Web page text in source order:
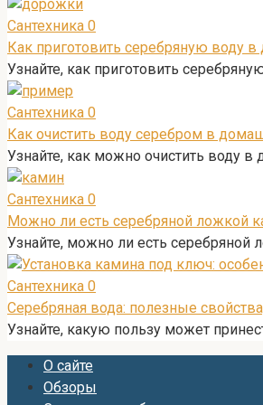
Сантехника 0
Как приготовить серебряную воду
Узнайте, как приготовить
Сантехника 0
Как очистить воду серебром в
Узнайте, как можно очистить воду
Сантехника 0
Можно ли есть серебряной ложкой
Узнайте, можно ли есть серебряной
Сантехника 0
Серебряная вода: полезные
Узнайте, какую пользу может
О сайте
Обзоры